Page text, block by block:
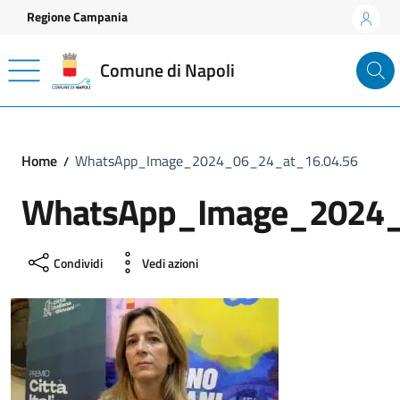
Vai ai contenuti
Vai al footer
Regione Campania
Comune di Napoli
Home WhatsApp_Image_2024_06_24_at_16.04.56
Condividi Vedi azioni